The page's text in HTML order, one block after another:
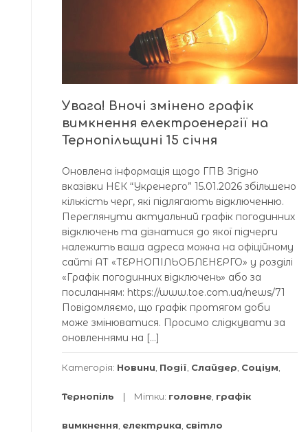
Увага! Вночі змінено графік
вимкнення електроенергії на
Тернопільщині 15 січня
Оновлена інформація щодо ГПВ Згідно
вказівки НЕК “Укренерго” 15.01.2026 збільшено
кількість черг, які підлягають відключенню.
Переглянути актуальний графік погодинних
відключень та дізнатися до якої підчерги
належить ваша адреса можна на офіційному
сайті АТ «ТЕРНОПІЛЬОБЛЕНЕРГО» у розділі
«Графік погодинних відключень» або за
посиланням: https://www.toe.com.ua/news/71
Повідомляємо, що графік протягом доби
може змінюватися. Просимо слідкувати за
оновленнями на […]
Категорія: Новини Події Слайдер Соціум
Тернопіль Мітки: головне графік
вимкнення електрика світло